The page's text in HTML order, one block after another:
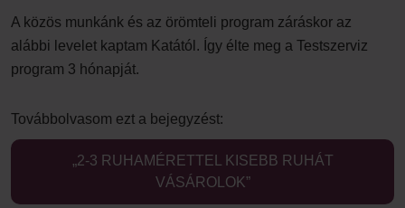
A közös munkánk és az örömteli program záráskor az
alábbi levelet kaptam Katától. Így élte meg a Testszerviz
program 3 hónapját.
Továbbolvasom ezt a bejegyzést:
„2-3 RUHAMÉRETTEL KISEBB RUHÁT
VÁSÁROLOK”